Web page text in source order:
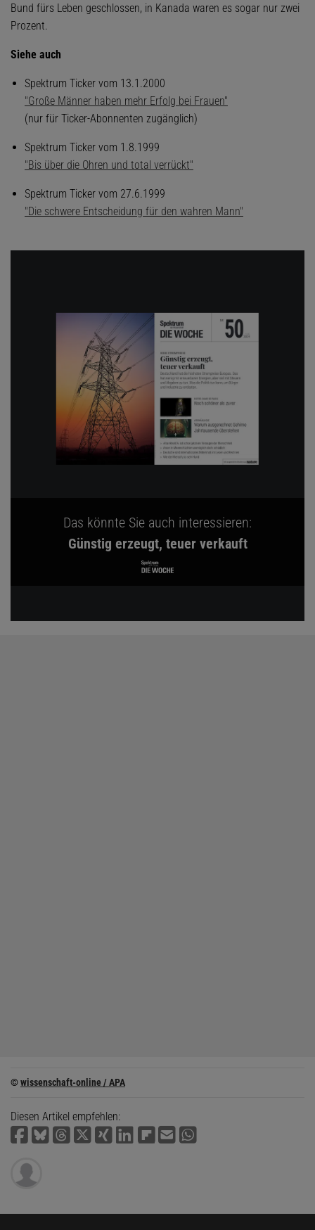
Bund fürs Leben geschlossen, in Kanada waren es sogar nur zwei
Prozent.
Siehe auch
Spektrum Ticker vom 13.1.2000
"Große Männer haben mehr Erfolg bei Frauen"
(nur für Ticker-Abonnenten zugänglich)
Spektrum Ticker vom 1.8.1999
"Bis über die Ohren und total verrückt"
Spektrum Ticker vom 27.6.1999
"Die schwere Entscheidung für den wahren Mann"
Das könnte Sie auch interessieren:
Günstig erzeugt, teuer verkauft
©wissenschaft-online / APA
Diesen Artikel empfehlen: